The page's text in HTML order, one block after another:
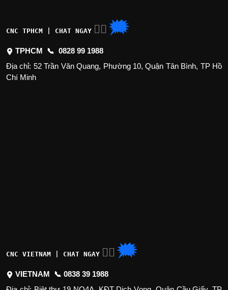
CNC TPHCM | CHAT NGAY 👉🏽 🗯
TPHCM 📞 0828 99 1988
Địa chỉ: 52 Trần Văn Quang, Phường 10, Quận Tân Bình, TP Hồ
Chí Minh
CNC VIETNAM | CHAT NGAY 👉🏽 🗯
VIETNAM 📞 0838 39 1988